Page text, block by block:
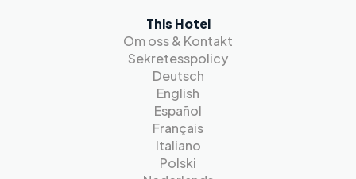
This Hotel
Om oss & Kontakt
Sekretesspolicy
Deutsch
English
Español
Français
Italiano
Polski